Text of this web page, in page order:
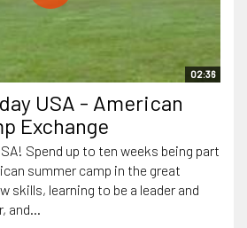
02:36
USA - American
Exchange
Spend up to ten weeks being part
summer camp in the great
skills, learning to be a leader and